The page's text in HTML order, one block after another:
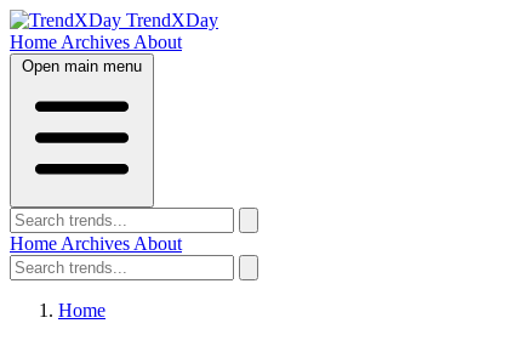
TrendXDay
Home Archives About
Open main menu
Home Archives About
Home